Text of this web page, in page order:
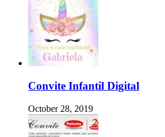
Convite Infantil Digital
October 28, 2019